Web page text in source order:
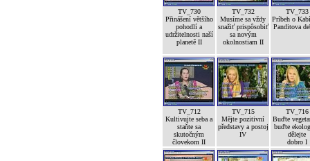
TV_730
Přinášení většího
pohodlí a
udržitelnosti naší
planetě II
TV_732
Musíme sa vždy
snažiť prispôsobiť
sa novým
okolnostiam II
TV_733
Príbeh o
Panditova
TV_712
Kultivujte seba a
staňte sa
skutočným
človekom II
TV_715
Mějte pozitivní
představy a postoj
IV
TV_716
Buďte
buďte
dělejte
dobro I